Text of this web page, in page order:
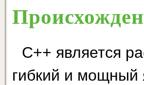
С++ является
гибкий и мощный